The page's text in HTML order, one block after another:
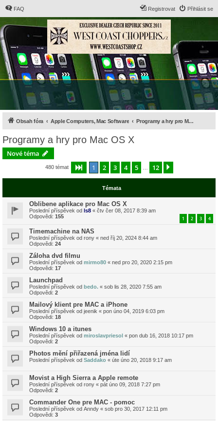
FAQ Přihlásit se
Registrovat
Obsah fóra Apple Computers, Mac Software Programy a hry pro Mac OS X
Programy a hry pro Mac OS X
Nové téma
480 témat Stránka z 12
1 2 3 4 5 12
Témata
Oblibene aplikace pro Mac OS X
Poslední příspěvek od ls8 « čtv čer 08, 2017 8:39 am
Odpovědi: 155 1 2 3 4
Timemachine na NAS
Poslední příspěvek od rony « ned říj 20, 2024 8:44 am
Odpovědi: 24
Záloha dvd filmu
Poslední příspěvek od mirmo80 « ned pro 20, 2020 2:15 pm
Odpovědi: 17
Launchpad
Poslední příspěvek od bedo. « sob lis 28, 2020 7:55 am
Odpovědi: 2
Mailový klient pre MAC a iPhone
Poslední příspěvek od jeenik « pon úno 04, 2019 6:03 pm
Odpovědi: 18
Windows 10 a itunes
Poslední příspěvek od miroslavpriesol « pon dub 16, 2018 10:17 pm
Odpovědi: 2
Photos mění přiřazená jména lidí
Poslední příspěvek od Saddako « úte úno 20, 2018 9:17 am
Movist a High Sierra a Apple remote
Poslední příspěvek od rony « pát úno 09, 2018 7:27 pm
Odpovědi: 2
Commander One pre MAC - pomoc
Poslední příspěvek od Anndy « sob pro 30, 2017 12:11 pm
Odpovědi: 3